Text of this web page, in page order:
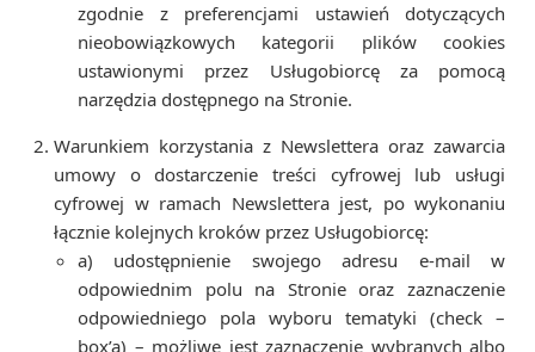
zgodnie z preferencjami ustawień dotyczących
nieobowiązkowych kategorii plików cookies
ustawionymi przez Usługobiorcę za pomocą
narzędzia dostępnego na Stronie.
Warunkiem korzystania z Newslettera oraz zawarcia
umowy o dostarczenie treści cyfrowej lub usługi
cyfrowej w ramach Newslettera jest, po wykonaniu
łącznie kolejnych kroków przez Usługobiorcę:
a) udostępnienie swojego adresu e-mail w
odpowiednim polu na Stronie oraz zaznaczenie
odpowiedniego pola wyboru tematyki (check –
box’a) – możliwe jest zaznaczenie wybranych albo